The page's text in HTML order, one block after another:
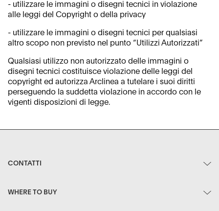
- utilizzare le immagini o disegni tecnici in violazione
alle leggi del Copyright o della privacy
- utilizzare le immagini o disegni tecnici per qualsiasi
altro scopo non previsto nel punto “Utilizzi Autorizzati”
Qualsiasi utilizzo non autorizzato delle immagini o
disegni tecnici costituisce violazione delle leggi del
copyright ed autorizza Arclinea a tutelare i suoi diritti
perseguendo la suddetta violazione in accordo con le
vigenti disposizioni di legge.
CONTATTI
WHERE TO BUY